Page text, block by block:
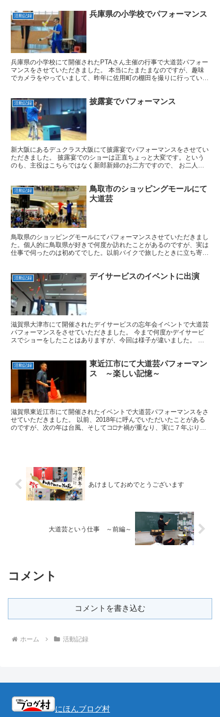
活動記録 兵庫県の小学校でパフォーマンス
兵庫県の小学校にて開催されたPTAさん主催の行事で大道芸パフォー
マンスをさせていただきました。 本当にたまたまなのですが、趣味
でカメラをやっていまして、昨年に佐用町の棚田を撮りに行っていま
活動記録 披露宴でパフォーマンス
新大阪にあるデュクラス大阪にて披露宴でパフォーマンスをさせてい
ただきました。 披露宴でのショーは正直ちょっと大変です。という
のも、主役はこちらではなく新郎新婦のお二方ですので、 お二人を
活動記録
鳥取市のショッピングモールにて
大道芸
鳥取県のショッピングモールにてパフォーマンスさせていただきまし
た。個人的に鳥取県が好きで何度か訪れたことがあるのですが、実は
仕事で伺ったのは初めてでした。以前バイクで旅したときに立ち寄っ
活動記録 デイサービスのイベントに出演
滋賀県大津市にて開催されたデイサービスの忘年会イベントで大道芸
パフォーマンスをさせていただきました。 今まで何度かデイサービ
スでショーをしたことはありますが、今回は様子が違いました。 現
活動記録
東近江市にて大道芸パフォーマン
ス ～楽しい記憶～
滋賀県東近江市にて開催されたイベントで大道芸パフォーマンスをさ
せていただきました。 以前、2018年に呼んでいただいたことがある
のですが、次の年は台風、そしてコ□ナ禍が重なり、実に７年ぶりに
あけましておめでとうございます
大道芸という仕事 ～前編～
コメント
コメントを書き込む
ホーム 活動記録
にほんブログ村